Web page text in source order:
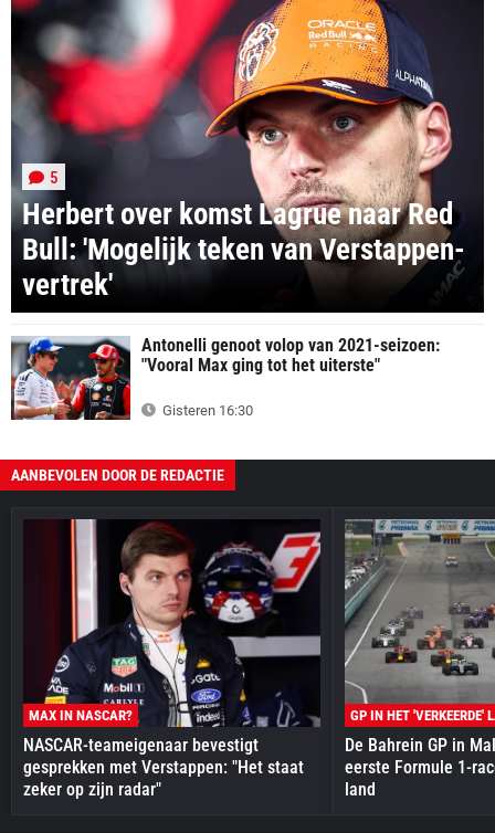
Herbert over komst Lagrue naar Red
Bull: 'Mogelijk teken van Verstappen-
vertrek'
5
Antonelli genoot volop van 2021-seizoen:
"Vooral Max ging tot het uiterste"
Gisteren 16:30
AANBEVOLEN DOOR DE REDACTIE
MAX IN NASCAR?
NASCAR-teameigenaar bevestigt
gesprekken met Verstappen: "Het staat
zeker op zijn radar"
GP IN HET 'VERKEERDE'
De Bahrein GP in
eerste Formule 1-
land